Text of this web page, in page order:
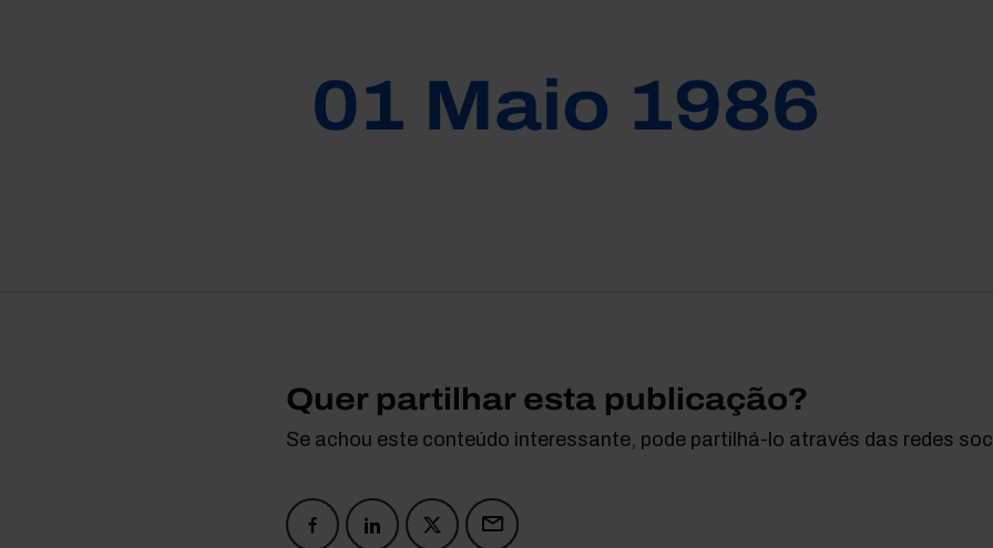
01 Maio 1986
Quer partilhar esta publicação?
Se achou este conteúdo interessante, pode partilhá-lo através das redes